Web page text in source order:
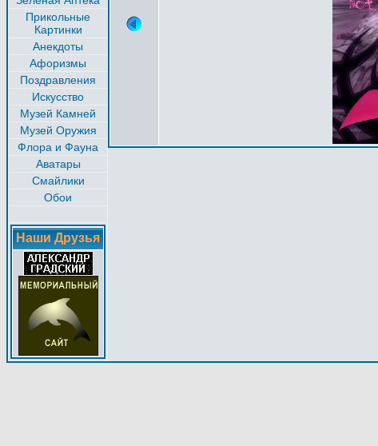
Прикольные
Картинки
Анекдоты
Афоризмы
Поздравления
Искусство
Музей Камней
Музей Оружия
Флора и Фауна
Аватары
Смайлики
Обои
Наши Друзья